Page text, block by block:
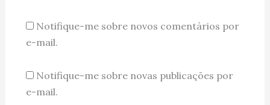
Notifique-me sobre novos comentários por
e-mail.
Notifique-me sobre novas publicações por
e-mail.